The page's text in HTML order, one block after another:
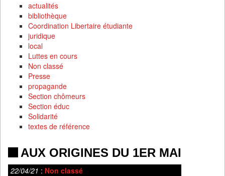
actualités
bibliothèque
Coordination Libertaire étudiante
juridique
local
Luttes en cours
Non classé
Presse
propagande
Section chômeurs
Section éduc
Solidarité
textes de référence
AUX ORIGINES DU 1ER MAI
22/04/21 : Non classé